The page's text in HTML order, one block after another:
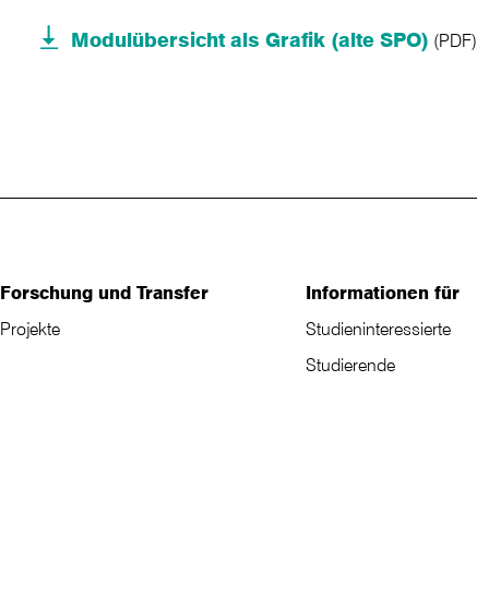
Modulübersicht als Grafik (alte SPO) (PDF)
Forschung und Transfer
Projekte
Informationen für
Studieninteressierte
Studierende